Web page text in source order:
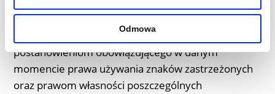
Odmowa
Wszystkie marki i znaki towarowe wymienione w
ofercie internetowej i ewentualnie chronione przez
osoby trzecie podlegają bez ograniczeń
postanowieniom obowiązującego w danym
momencie prawa używania znaków zastrzeżonych
oraz prawom własności poszczególnych